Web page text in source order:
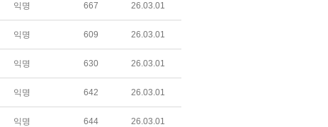
익명 667 26.03.01
익명 609 26.03.01
익명 630 26.03.01
익명 642 26.03.01
익명 644 26.03.01